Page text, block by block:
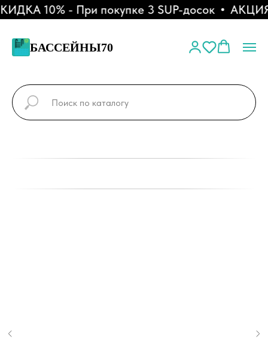
10% - При покупке 3 SUP-досок АКЦИЯ -
БАССЕЙНЫ70